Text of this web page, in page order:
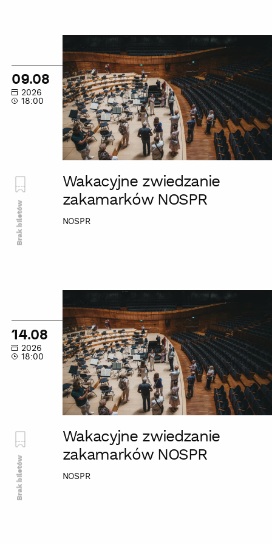
zwiedzanie
zakamarków
NOSPR
09.08
2026
18:00
Wakacyjne zwiedzanie
zakamarków NOSPR
NOSPR
Brak biletów
zwiedzanie
zakamarków
NOSPR
14.08
2026
18:00
Wakacyjne zwiedzanie
zakamarków NOSPR
NOSPR
Brak biletów